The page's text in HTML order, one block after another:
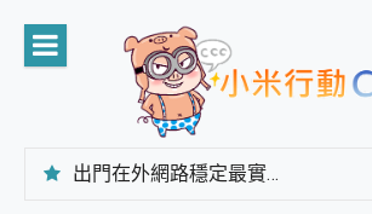
content
出門在外網路穩定最實在 「台灣大哥大」榮獲 4G/5G 在線率全球 NO.3 全台第一與全台六冠王實測心得，走到哪順到哪！